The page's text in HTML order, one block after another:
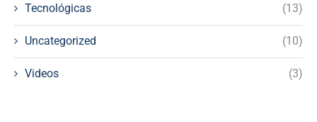
Tecnológicas (13)
Uncategorized (10)
Videos (3)